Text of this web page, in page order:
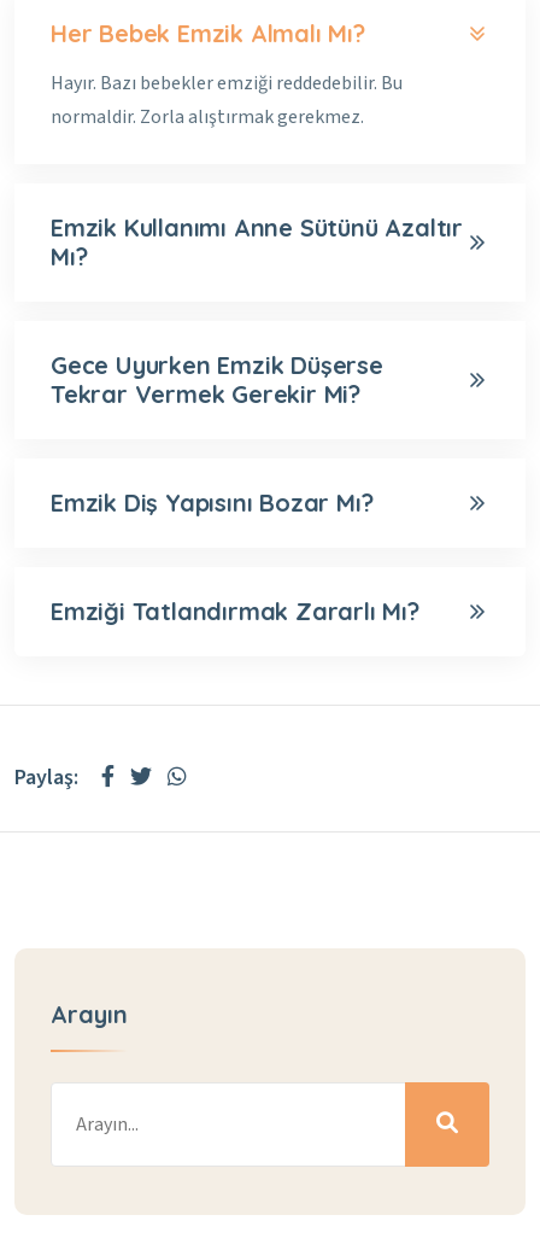
Her Bebek Emzik Almalı Mı?
Hayır. Bazı bebekler emziği reddedebilir. Bu
normaldir. Zorla alıştırmak gerekmez.
Emzik Kullanımı Anne Sütünü Azaltır
Mı?
Gece Uyurken Emzik Düşerse
Tekrar Vermek Gerekir Mi?
Emzik Diş Yapısını Bozar Mı?
Emziği Tatlandırmak Zararlı Mı?
Paylaş:
Arayın